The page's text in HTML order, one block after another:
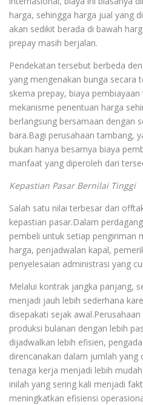
harga, sehingga harga jual yang
akan sedikit berada di bawah
prepay masih berjalan.
Pendekatan tersebut berbeda
yang mengenakan bunga secara
skema prepay, biaya
mekanisme penentuan harga
berlangsung bersamaan dengan
bara.Bagi perusahaan tambang,
bukan hanya besarnya biaya
manfaat yang diperoleh dari
Kepastian Pasar Bernilai Tinggi
Salah satu nilai terbesar dari
kepastian pasar.Dalam
pembeli untuk setiap pengiriman
harga, penjadwalan kapal,
penyelesaian administrasi yang
Melalui kontrak jangka panjang,
menjadi jauh lebih sederhana
disepakati sejak
produksi bulanan dengan lebih
dijadwalkan lebih efisien,
direncanakan dalam jumlah yang
tenaga kerja menjadi lebih
inilah yang sering kali menjadi
meningkatkan efisiensi